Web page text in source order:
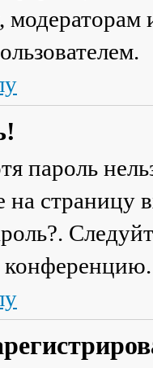
пароль
страницу
.
конференцию.